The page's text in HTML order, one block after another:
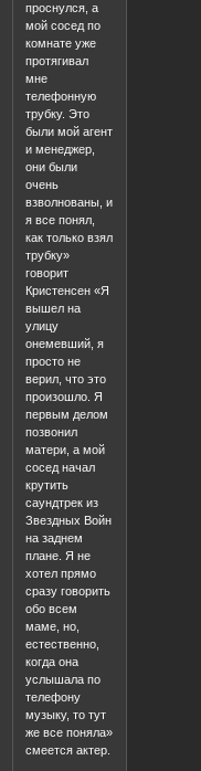
проснулся, а
мой сосед по
комнате уже
протягивал
мне
телефонную
трубку. Это
были мой агент
и менеджер,
они были
очень
взволнованы, и
я все понял,
как только взял
трубку»
говорит
Кристенсен «Я
вышел на
улицу
онемевший, я
просто не
верил, что это
произошло. Я
первым делом
позвонил
матери, а мой
сосед начал
крутить
саундтрек из
Звездных Войн
на заднем
плане. Я не
хотел прямо
сразу говорить
обо всем
маме, но,
естественно,
когда она
услышала по
телефону
музыку, то тут
же все поняла»
смеется актер.